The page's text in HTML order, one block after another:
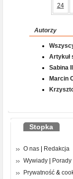
24
Autorzy
Artykuł
Sabina
Marcin
Stopka
O nas
Redakcja
Wywiady
Porady
Prywatność &